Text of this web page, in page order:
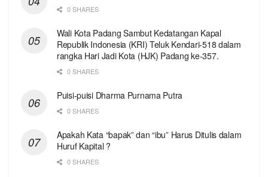
0 SHARES
Wali Kota Padang Sambut Kedatangan Kapal
Republik Indonesia (KRI) Teluk Kendari-518 dalam
rangka Hari Jadi Kota (HJK) Padang ke-357.
0 SHARES
Puisi-puisi Dharma Purnama Putra
0 SHARES
Apakah Kata “bapak” dan “ibu” Harus Ditulis dalam
Huruf Kapital ?
0 SHARES